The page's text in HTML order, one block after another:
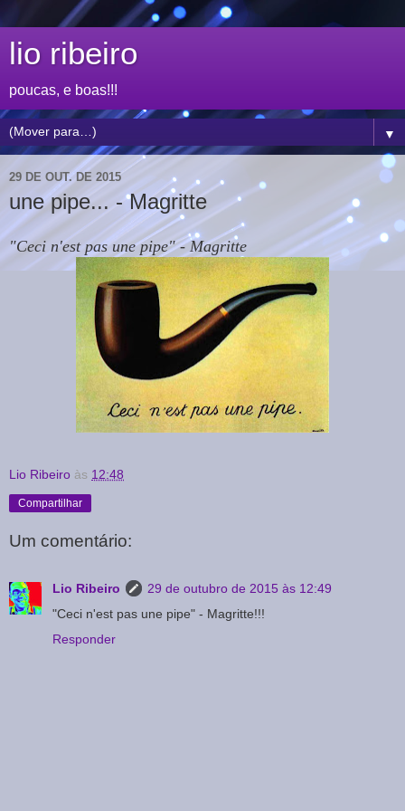
lio ribeiro
poucas, e boas!!!
▼
29 DE OUT. DE 2015
une pipe... - Magritte
"Ceci n'est pas une pipe" - Magritte
Lio Ribeiro às 12:48
Compartilhar
Um comentário:
Lio Ribeiro
29 de outubro de 2015 às 12:49
"Ceci n'est pas une pipe" - Magritte!!!
Responder